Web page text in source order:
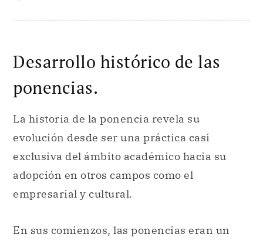
Desarrollo histórico de las
ponencias.
La historia de la ponencia revela su
evolución desde ser una práctica casi
exclusiva del ámbito académico hacia su
adopción en otros campos como el
empresarial y cultural.
En sus comienzos, las ponencias eran un